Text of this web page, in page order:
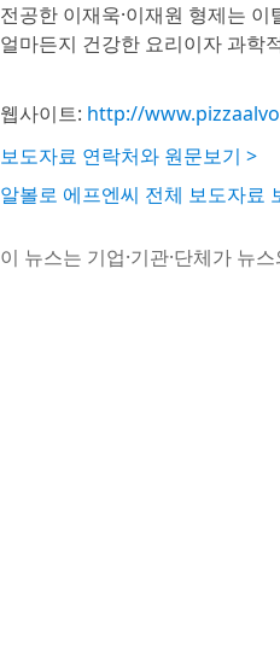
전공한 이재욱·이재원 형제는
얼마든지 건강한 요리이자 과학
웹사이트: http://
보도자료 연락처와 원문보기 >
알볼로 에프엔씨 전체 보도자료
이 뉴스는 기업·기관·단체가 뉴